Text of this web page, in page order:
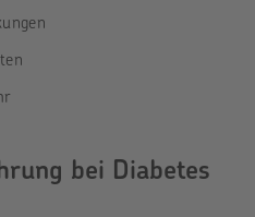
bei Diabetes